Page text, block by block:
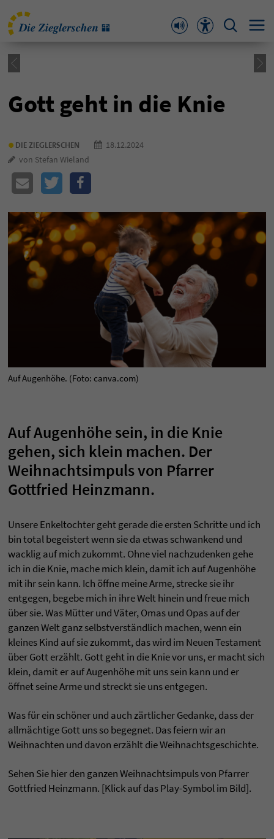
Gott geht in die Knie
• DIE ZIEGLERSCHEN
18.12.2024
von Stefan Wieland
Auf Augenhöhe. (Foto: canva.com)
Auf Augenhöhe sein, in die Knie
gehen, sich klein machen. Der
Weihnachtsimpuls von Pfarrer
Gottfried Heinzmann.
Unsere Enkeltochter geht gerade die ersten Schritte und ich
bin total begeistert wenn sie da etwas schwankend und
wacklig auf mich zukommt. Ohne viel nachzudenken gehe
ich in die Knie, mache mich klein, damit ich auf Augenhöhe
mit ihr sein kann. Ich öffne meine Arme, strecke sie ihr
entgegen, begebe mich in ihre Welt hinein und freue mich
über sie. Was Mütter und Väter, Omas und Opas auf der
ganzen Welt ganz selbstverständlich machen, wenn ein
kleines Kind auf sie zukommt, das wird im Neuen Testament
über Gott erzählt. Gott geht in die Knie vor uns, er macht sich
klein, damit er auf Augenhöhe mit uns sein kann und er
öffnet seine Arme und streckt sie uns entgegen.
Was für ein schöner und auch zärtlicher Gedanke, dass der
allmächtige Gott uns so begegnet. Das feiern wir an
Weihnachten und davon erzählt die Weihnachtsgeschichte.
Sehen Sie hier den ganzen Weihnachtsimpuls von Pfarrer
Gottfried Heinzmann. [Klick auf das Play-Symbol im Bild].